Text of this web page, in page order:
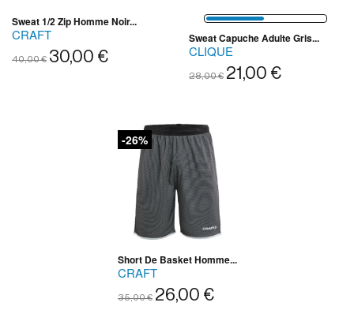
Sweat 1/2 Zip Homme Noir...
CRAFT
40,00 € 30,00 €
Sweat Capuche Adulte Gris...
CLIQUE
28,00 € 21,00 €
Short De Basket Homme...
CRAFT
35,00 € 26,00 €
-26%